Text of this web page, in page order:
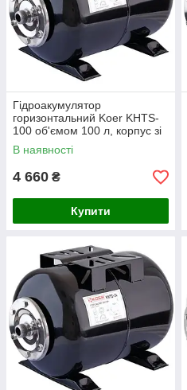
Гідроакумулятор
горизонтальний Koer KHTS-
100 об'ємом 100 л, корпус зі
сталі 1,2 мм, фланець
В наявності
4 660 ₴
Купити